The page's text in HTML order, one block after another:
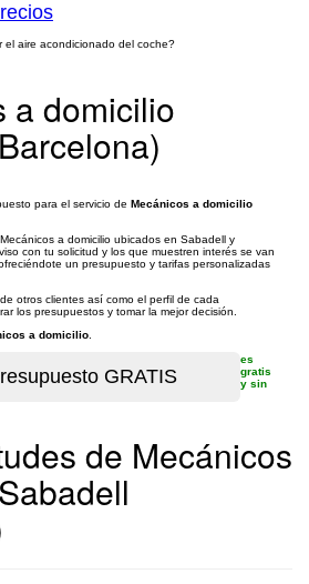
a domicilio
para el servicio de Mecánicos a domicilio
a domicilio ubicados en Sabadell y
con tu solicitud y los que muestren interés se van
un presupuesto y tarifas personalizadas
otros clientes así como el perfil de cada
los presupuestos y tomar la mejor decisión.
a domicilio
es
gratis
y sin
de Mecánicos